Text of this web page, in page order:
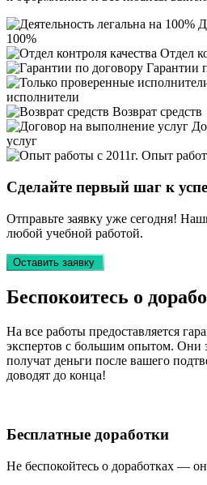
100%
Отдел
Гарантии
исполнители
Возврат средств
услуг
Опыт
Сделайте первый шаг к
Отправьте заявку уже сегодня!
любой учебной работой.
Оставить заявку
Беспокоитесь о
На все работы предоставляется
экспертов с большим опытом. Они
получат деньги после вашего
доводят до конца!
Бесплатные доработки
Не беспокойтесь о доработках —